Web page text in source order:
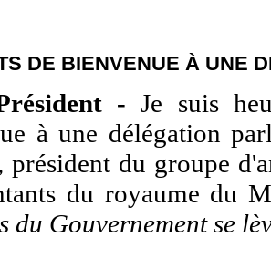
DE BIENVENUE À UNE
- Je suis
à une délégation
président du groupe
du royaume du
du Gouvernement se